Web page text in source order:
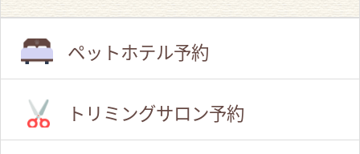
ペットホテル予約
トリミングサロン予約